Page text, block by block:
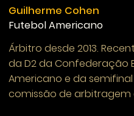
Guilherme Cohen
Futebol Americano
Árbitro desde 2013.
da D2 da Confederação
Americano e da semifinal
comissão de arbitragem